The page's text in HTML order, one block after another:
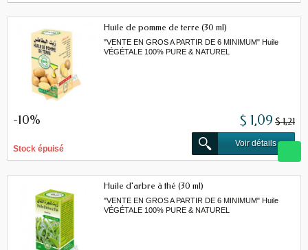
Huile de pomme de terre (30 ml)
"VENTE EN GROS A PARTIR DE 6 MINIMUM" Huile
VÉGÉTALE 100% PURE & NATUREL
-10% $ 1,09 $ 1,21
Stock épuisé
Voir détails
Huile d'arbre à thé (30 ml)
"VENTE EN GROS A PARTIR DE 6 MINIMUM" Huile
VÉGÉTALE 100% PURE & NATUREL